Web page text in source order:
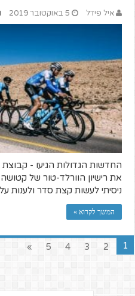
איל פידל 5 באוקטובר 2019
החדשות הגדולות הגיעו -
ניסיתי לעשות קצת סדר
המשך לקרוא »
1
2
3
4
5
»